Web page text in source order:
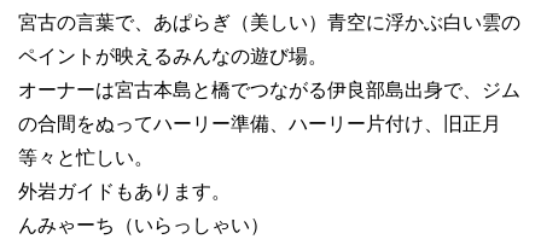
宮古の言葉で、あぱらぎ（美しい）青空に浮かぶ白い雲の
ペイントが映えるみんなの遊び場。
オーナーは宮古本島と橋でつながる伊良部島出身で、ジム
の合間をぬってハーリー準備、ハーリー片付け、旧正月
等々と忙しい。
外岩ガイドもあります。
んみゃーち（いらっしゃい）